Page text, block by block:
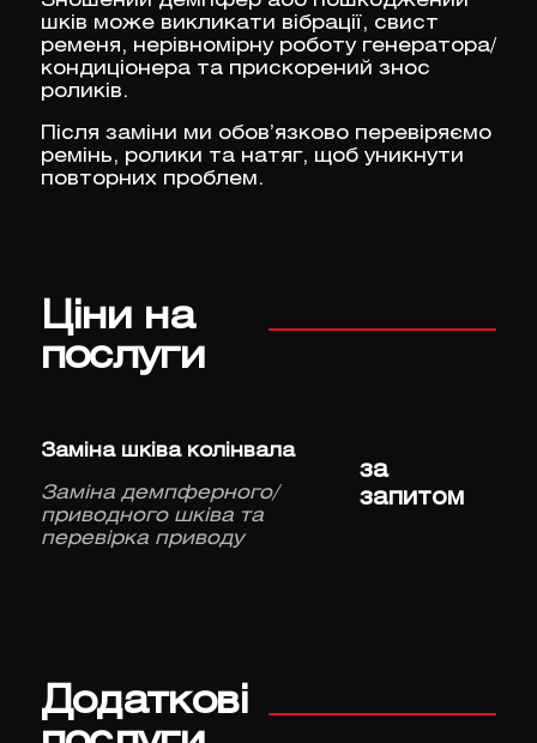
шків може викликати вібрації, свист
ременя, нерівномірну роботу генератора/
кондиціонера та прискорений знос
роликів.
Після заміни ми обов’язково перевіряємо
ремінь, ролики та натяг, щоб уникнути
повторних проблем.
Ціни на
послуги
Заміна шківа колінвала
Заміна демпферного/
приводного шківа та
перевірка приводу
за
запитом
Додаткові